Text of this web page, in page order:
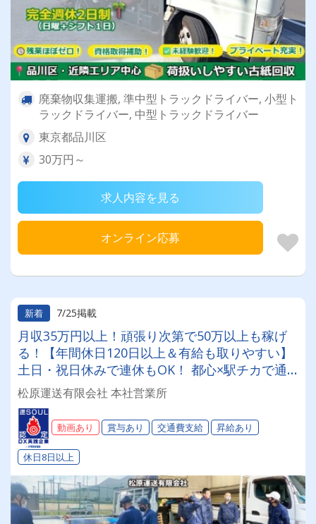
廃棄物収集運搬, 準中型トラックドライバー, 小型ト
ラックドライバー, 中型トラックドライバー
東京都品川区
30万円～
求人内容を見る
オンライン応募
新着 7/25掲載
月収35万円以上！頑張り次第で50万以上も稼げ
る！【年間休日120日以上＆有給も取りやすい】
土日・祝日休みで連休もOK！ 都心×駅チカで通
勤もラクラク♪日勤のみ（7:00〜17:00）・残業平
均1時間程度♪
松原運送有限会社 本社営業所
動画あり 賞与あり 交通費支給 昇給あり
休日8日以上